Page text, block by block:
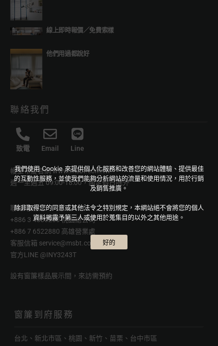
線上即時報價／免費索樣
他們用過都說好
聯絡我們
致電 Email Line
幔室布緹官網www.msbt.com.tw
週一至週五 09:00-18:00，國定假日除外
聯絡電話
+886 3 4880250 桃園總公司
+886 7 6522880 高雄營業處
客服信箱 service@msbt.com.tw
官方LINE @INY3243T
設有窗簾樣品展示間，來訪需預約
窗簾到府服務
台北、新北市區、桃園、新竹、苗栗、台中市區
我們使用 Cookie 來提供個人化服務和改善您的網站體驗、提供最佳
的互動性服務，並使我們能夠分析網站的流量和使用情況，用於行銷
及銷售推廣。
除非取得您的同意或其他法令之特別規定，本網站絕不會將您的個人
資料揭露予第三人或使用於蒐集目的以外之其他用途。
好的